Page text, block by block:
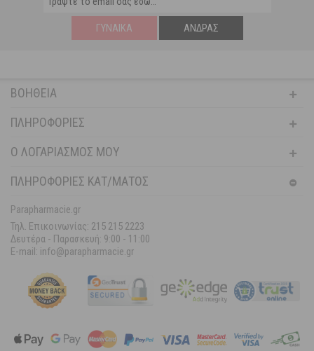
ΓΥΝΑΊΚΑ ΆΝΔΡΑΣ
ΒΟΉΘΕΙΑ
ΠΛΗΡΟΦΟΡΊΕΣ
Ο ΛΟΓΑΡΙΑΣΜΌΣ ΜΟΥ
ΠΛΗΡΟΦΟΡΙΕΣ ΚΑΤ/ΜΑΤΟΣ
Parapharmacie.gr
Τηλ. Επικοινωνίας: 215 215 2223
Δευτέρα - Παρασκευή: 9:00 - 11:00
E-mail: info@parapharmacie.gr